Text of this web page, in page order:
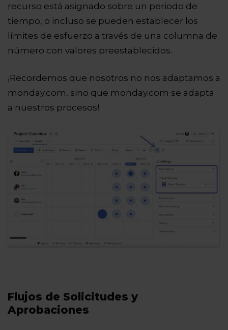
recurso está asignado sobre un periodo de
tiempo, o incluso se pueden establecer los
límites de esfuerzo a través de una columna de
número con valores preestablecidos.
¡Recordemos que nosotros no nos adaptamos a
monday.com, sino que monday.com se adapta
a nuestros procesos!
Flujos de Solicitudes y
Aprobaciones